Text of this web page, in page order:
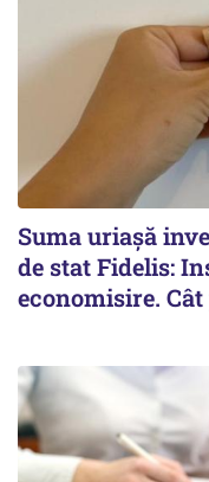
Suma uriașă
de stat Fidelis:
economisire.